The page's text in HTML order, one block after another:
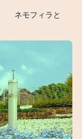
。 ネモフィラと